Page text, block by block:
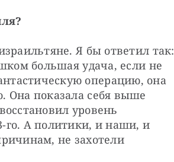
Я бы ответил так:
большая удача, если не
операцию, она
Она показала себя выше
уровень
го. А политики, и наши, и
не захотели